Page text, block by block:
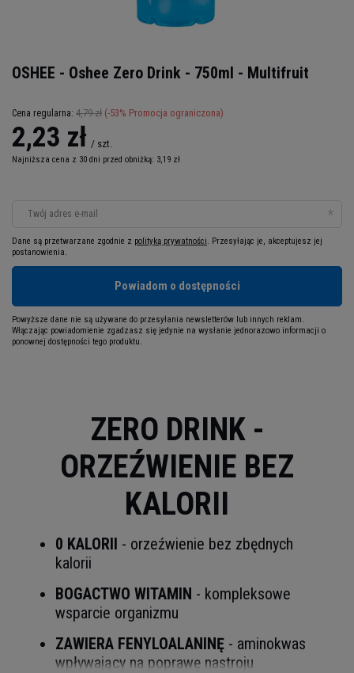
OSHEE - Oshee Zero Drink - 750ml - Multifruit
Cena regularna: 4,79 zł (-53% Promocja ograniczona)
2,23 zł / szt.
Najniższa cena z 30 dni przed obniżką: 3,19 zł
Twój adres e-mail
Dane są przetwarzane zgodnie z polityką prywatności. Przesyłając je, akceptujesz jej
postanowienia.
Powiadom o dostępności
Powyższe dane nie są używane do przesyłania newsletterów lub innych reklam.
Włączając powiadomienie zgadzasz się jedynie na wysłanie jednorazowo informacji o
ponownej dostępności tego produktu.
ZERO DRINK -
ORZEŹWIENIE BEZ
KALORII
0 KALORII - orzeźwienie bez zbędnych
kalorii
BOGACTWO WITAMIN - kompleksowe
wsparcie organizmu
ZAWIERA FENYLOALANINĘ - aminokwas
wpływający na poprawę nastroju